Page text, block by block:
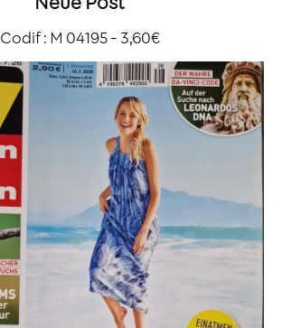
Codif : M 04195 - 3,60€